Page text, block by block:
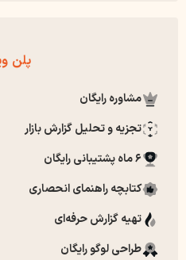
پلن
مشاوره رایگان
تجزیه و تحلیل گزارش بازار
6 ماه پشتیبانی رایگان
کتابچه راهنمای انحصاری
تهیه گزارش حرفه‌ای
طراحی لوگو رایگان